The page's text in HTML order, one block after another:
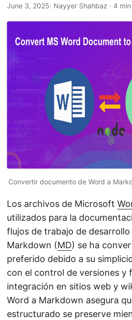
June 3, 2025· Nayyer Shahbaz · 4 min
Convertir documento de Word a
Los archivos de Microsoft
utilizados para la
flujos de trabajo de
Markdown (MD) se ha
preferido debido a su
con el control de versiones y
integración en sitios web y
Word a Markdown asegura
estructurado se preserve